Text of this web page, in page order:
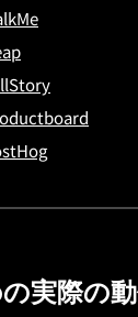
実際の